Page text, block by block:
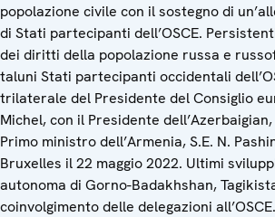
popolazione civile con il sostegno di
di Stati partecipanti dell’OSCE.
dei diritti della popolazione russa e
taluni Stati partecipanti occidentali
trilaterale del Presidente del Consiglio
Michel, con il Presidente dell’Azerbaigian,
Primo ministro dell’Armenia, S.E. N.
Bruxelles il 22 maggio 2022. Ultimi
autonoma di Gorno-Badakhshan,
coinvolgimento delle delegazioni all’OSCE.